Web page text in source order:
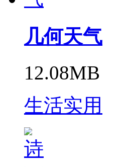
几何天气
12.08MB
生活实用